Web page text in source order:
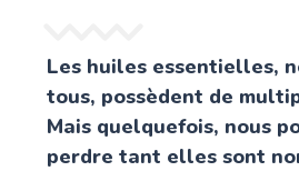
Les huiles essentielles,
tous, possèdent de
Mais quelquefois, nous
perdre tant elles sont